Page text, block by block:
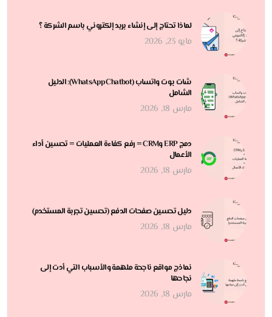
لماذا تحتاج إلى إنشاء بريد إلكتروني باسم الشركة ؟
مايو 23, 2026
شات بوت واتساب (WhatsApp Chatbot): الدليل
الشامل
مارس 18, 2026
دمج ERP وCRM = رفع كفاءة العمليات = تحسين أداء
الأعمال
مارس 18, 2026
دليل تحسين صفحات الدفع (تحسين تجربة المستخدم)
مارس 18, 2026
نماذج مواقع ناجحة ملهمة والأسباب التي أدت إلى
نجاحها
مارس 18, 2026